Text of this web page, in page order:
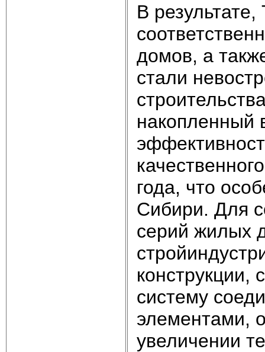
В
домов, а
стали
накопленный
года, что
Сибири. Для
серий жилых
систему
элементами,
увеличении